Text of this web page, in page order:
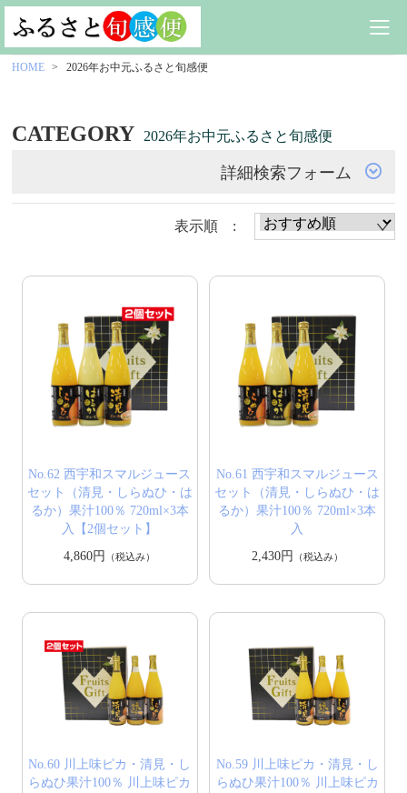
HOME 2026年お中元ふるさと旬感便
CATEGORY 2026年お中元ふるさと旬感便
詳細検索フォーム
表示順 :
No.62 西宇和スマルジュース
セット（清見・しらぬひ・は
るか）果汁100％ 720ml×3本
入【2個セット】
4,860円
（税込み）
No.61 西宇和スマルジュース
セット（清見・しらぬひ・は
るか）果汁100％ 720ml×3本
入
2,430円
（税込み）
No.60 川上味ピカ・清見・し
らぬひ果汁100％ 川上味ピカ
No.59 川上味ピカ・清見・し
らぬひ果汁100％ 川上味ピカ